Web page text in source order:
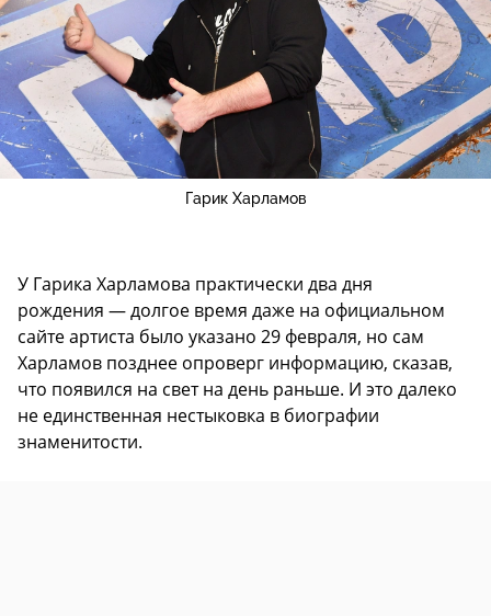
Гарик Харламов
У Гарика Харламова практически два дня
рождения — долгое время даже на официальном
сайте артиста было указано 29 февраля, но сам
Харламов позднее опроверг информацию, сказав,
что появился на свет на день раньше. И это далеко
не единственная нестыковка в биографии
знаменитости.